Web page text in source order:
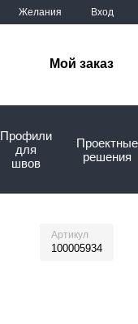
Желания Вход
Мой заказ
Профили
для
швов
Проектные
решения
Артикул
100005934